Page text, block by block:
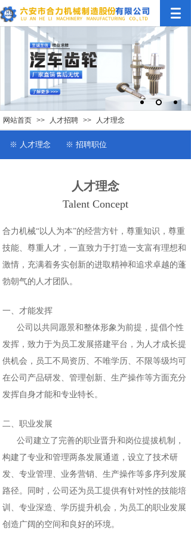
网站首页 >> 人才招聘 >> 人才理念
※ 人才理念 ※ 招聘职位
人才理念
Talent Concept
合力机械“以人为本”的经营方针，尊重知识，尊重
技能、尊重人才，一直致力于打造一支富有理想和
激情，充满着务实创新的进取精神和追求卓越的蓬
勃朝气的人才团队。
一、才能发挥
公司以共同愿景和整体形象为前提，提倡个性
发挥，致力于为员工发展搭建平台，为人才成长提
供机会，员工不局资历、不唯学历、不限等级均可
在公司产品研发、管理创新、生产操作等方面充分
发挥自身才能和专业特长。
二、职业发展
公司建立了完善的职业晋升和岗位提拔机制，
构建了专业和管理两条发展通道，设立了技术研
发、专业管理、业务营销、生产操作等多序列发展
路径。同时，公司还为员工提供有针对性的技能培
训、专业深造、学历提升机会，为员工的职业发展
创造广阔的空间和良好的环境。